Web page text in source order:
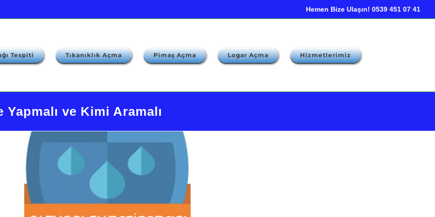
Hemen Bize Ulaşın! 0539 451 07 41
Tespiti Tıkanıklık Açma Pimaş Açma Logar Açma Hizmetlerimiz
ve Kimi Aramalı